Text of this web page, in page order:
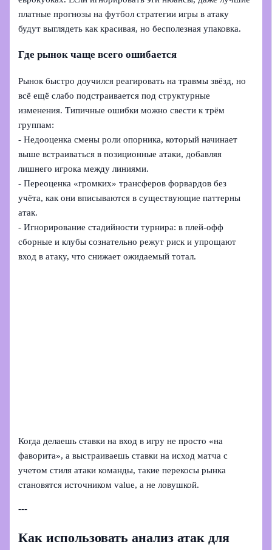
платные прогнозы на футбол стратегии игры в атаку
будут выглядеть как красивая, но бесполезная упаковка.
Где рынок чаще всего ошибается
Рынок быстро доучился реагировать на травмы звёзд, но
всё ещё слабо подстраивается под структурные
изменения. Типичные ошибки можно свести к трём
группам:
- Недооценка смены роли опорника, который начинает
выше встраиваться в позиционные атаки, добавляя
лишнего игрока между линиями.
- Переоценка «громких» трансферов форвардов без
учёта, как они вписываются в существующие паттерны
атак.
- Игнорирование стадийности турнира: в плей-офф
сборные и клубы сознательно режут риск и упрощают
вход в атаку, что снижает ожидаемый тотал.
Когда делаешь ставки на вход в игру не просто «на
фаворита», а выстраиваешь ставки на исход матча с
учетом стиля атаки команды, такие перекосы рынка
становятся источником value, а не ловушкой.
---
Как использовать анализ атак для